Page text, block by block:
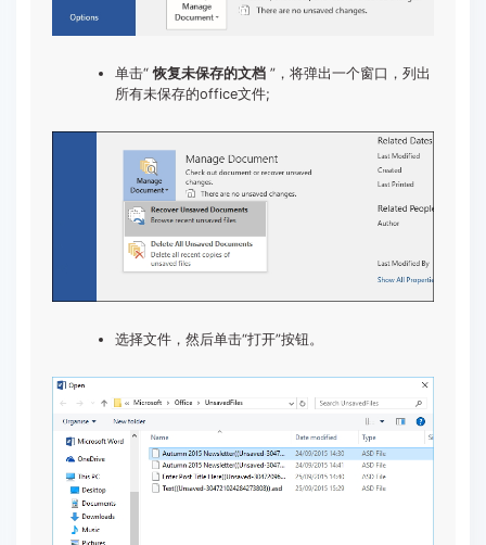
单击“恢复未保存的文档”，将弹出一个窗口，列出
所有未保存的office文件;
选择文件，然后单击“打开”按钮。